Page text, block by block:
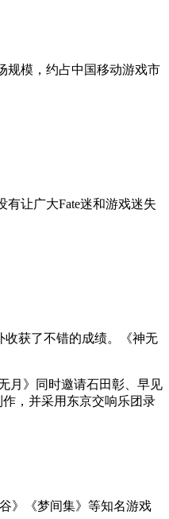
规模，约占中国移动游戏市
有让广大Fate迷和游戏迷失
收获了不错的成绩。《神无
月》同时邀请石田彰、早见
，并采用东京交响乐团录
》《梦间集》等知名游戏